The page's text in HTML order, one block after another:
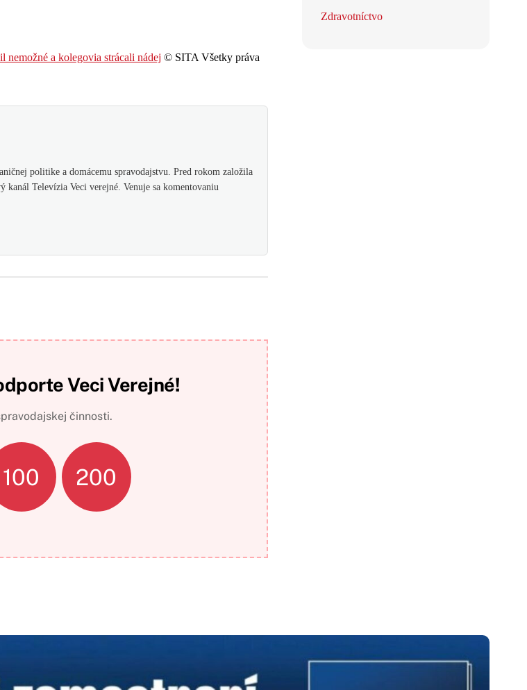
nemožné a kolegovia strácali nádej © SITA Všetky práva
politike a domácemu spravodajstvu. Pred rokom založila
Televízia Veci verejné. Venuje sa komentovaniu
Veci Verejné!
činnosti.
100 200
Zdravotníctvo